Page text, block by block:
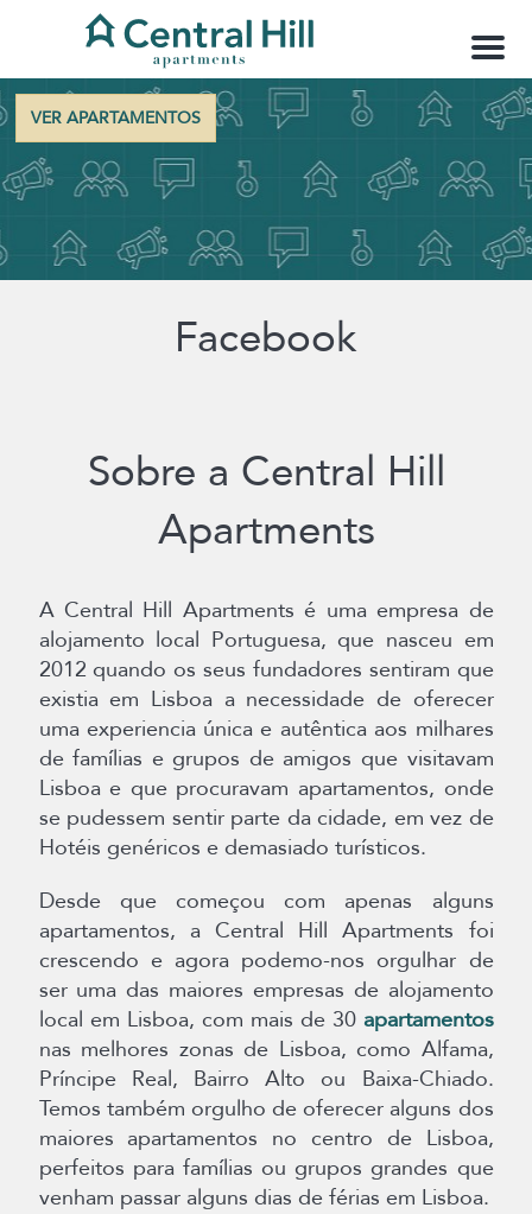
M
ú
VER APARTAMENTOS
Facebook
Sobre a Central Hill
Apartments
A Central Hill Apartments é uma empresa de
alojamento local Portuguesa, que nasceu em
2012 quando os seus fundadores sentiram que
existia em Lisboa a necessidade de oferecer
uma experiencia única e autêntica aos milhares
de famílias e grupos de amigos que visitavam
Lisboa e que procuravam apartamentos, onde
se pudessem sentir parte da cidade, em vez de
Hotéis genéricos e demasiado turísticos.
Desde que começou com apenas alguns
apartamentos, a Central Hill Apartments foi
crescendo e agora podemo-nos orgulhar de
ser uma das maiores empresas de alojamento
local em Lisboa, com mais de 30 apartamentos
nas melhores zonas de Lisboa, como Alfama,
Príncipe Real, Bairro Alto ou Baixa-Chiado.
Temos também orgulho de oferecer alguns dos
maiores apartamentos no centro de Lisboa,
perfeitos para famílias ou grupos grandes que
venham passar alguns dias de férias em Lisboa.